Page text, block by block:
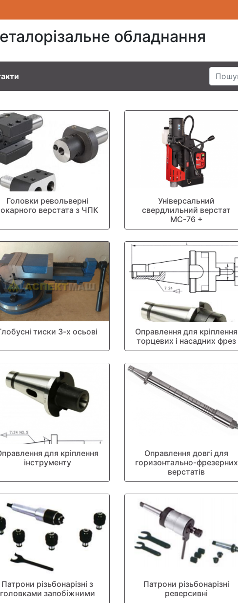
обладнання
Головки револьверні
верстата з ЧПК
Універсальний
свердлильний верстат
МС-76 +
тиски 3-х осьові
Оправлення для кріплення
торцевих і насадних фрез
для кріплення
інструменту
Оправлення довгі для
горизонтально-фрезерних
верстатів
Патрони різьбонарізні з
головками запобіжними
Патрони різьбонарізні
реверсивні